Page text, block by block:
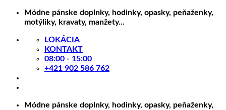
Skip
Módne pánske doplnky, hodinky, opasky, peňaženky,
motýliky, kravaty, manžety...
LOKÁCIA
KONTAKT
08:00 - 15:00
+421 902 586 762
Módne pánske doplnky, hodinky, opasky, peňaženky,